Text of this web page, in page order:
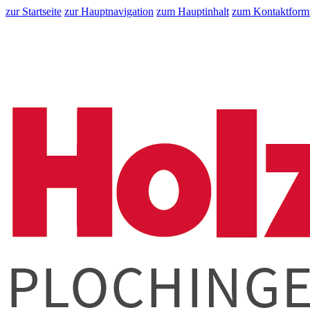
zur Startseite zur Hauptnavigation zum Hauptinhalt zum